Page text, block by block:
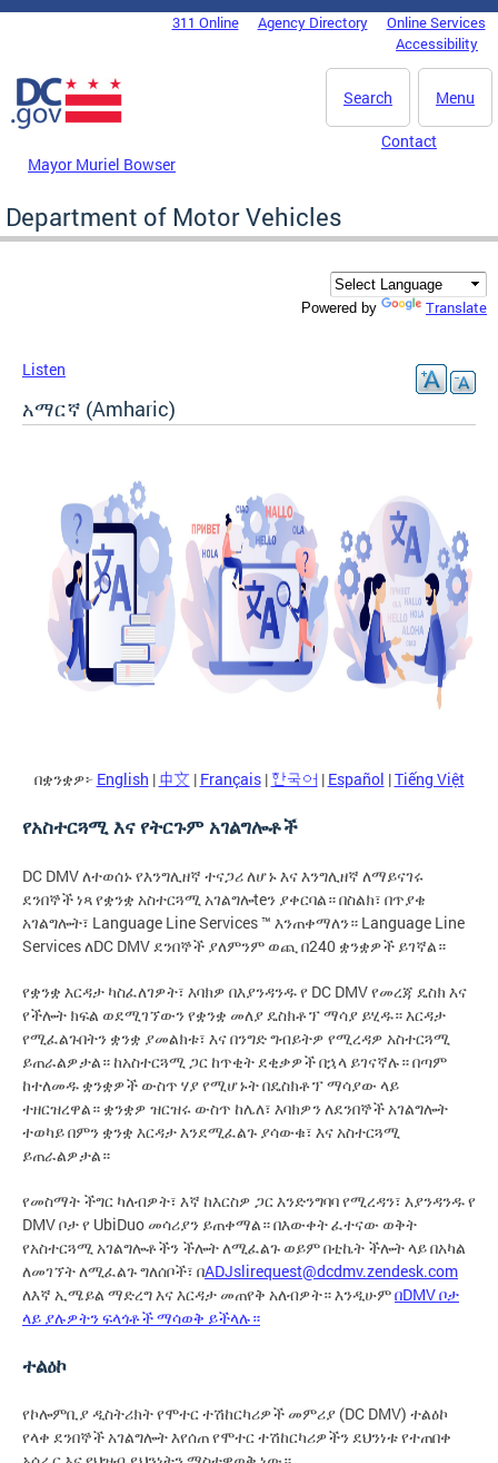
Skip to main content
DC Agency Top Menu311 Online Agency Directory
Online Services
Accessibility
Menu
Search
Mayor Muriel Bowser
Contact
Department of Motor Vehicles
Powered by Translate
Listen
አማርኛ (Amharic)
በቋንቋዎ፦ English | 中文 | Français| 한국어| Español |Tiếng Việt
የአስተርጓሚ እና የትርጉም አገልግሎቶች
DC DMV ለተወሰኑ የእንግሊዘኛ ተናጋሪ ለሆኑ እና እንግሊዘኛ ለማይናገሩ
ደንበኞች ነጻ የቋንቋ አስተርጓሚ አገልግሎteን ያቀርባል። በስልክ፣ በጥያቄ
አገልግሎት፣ Language Line Services ™ እንጠቀማለን። Language Line
Services ለDC DMV ደንበኞች ያለምንም ወጪ በ240 ቋንቋዎች ይገኛል።
የቋንቋ እርዳታ ካስፈለገዎት፣ እባክዎ በእያንዳንዱ የ DC DMV የመረጃ ዴስክ እና
የችሎት ክፍል ወደሚገኘውን የቋንቋ መለያ ዴስክቶፕ ማሳያ ይሂዱ። እርዳታ
የሚፈልጉበትን ቋንቋ ያመልክቱ፣ እና በንግድ ግብይትዎ የሚረዳዎ አስተርጓሚ
ይጠራልዎታል። ከአስተርጓሚ ጋር ከጥቂት ደቂቃዎች በኋላ ይገናኛሉ። በጣም
ከተለመዱ ቋንቋዎች ውስጥ ሃያ የሚሆኑት በዴስክቶፕ ማሳያው ላይ
ተዘርዝረዋል። ቋንቋዎ ዝርዝሩ ውስጥ ከሌለ፣ እባክዎን ለደንበኞች አገልግሎት
ተወካይ በምን ቋንቋ እርዳታ እንደሚፈልጉ ያሳውቁ፣ እና አስተርጓሚ
ይጠራልዎታል።
የመስማት ችግር ካለብዎት፣ እኛ ከእርስዎ ጋር እንድንግባባ የሚረዳን፣ እያንዳንዱ የ
DMV ቦታ የ UbiDuo መሳሪያን ይጠቀማል። በእውቀት ፈተናው ወቅት
የአስተርጓሚ አገልግሎቶችን ችሎት ለሚፈልጉ ወይም በቲኬት ችሎት ላይ በአካል
ለመገኘት ለሚፈልጉ ግለሰቦች፣ በADJslirequest@dcdmv.zendesk.com
ለእኛ ኢሜይል ማድረግ እና እርዳታ መጠየቅ አለብዎት። እንዲሁምበDMV ቦታ
ላይ ያሉዎትን ፍላጎቶች ማሳወቅ ይችላሉ።
ተልዕኮ
የኮሎምቢያ ዲስትሪክት የሞተር ተሽከርካሪዎች መምሪያ (DC DMV) ተልዕኮ
የላቀ ደንበኞች አገልግሎት እየሰጠ የሞተር ተሽከርካሪዎችን ደህንነቱ የተጠበቀ